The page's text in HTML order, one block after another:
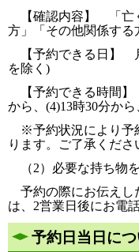
【確認内容】 「亡
方」「その他関係する
【予約できる日】
を除く)
【予約できる時間】
から、(4)13時30分か
※予約状況により予
ります。ご了承くださ
（2）必要な持ち物
予約の際にお伝えし
は、2営業日後にお電
予約日当日に